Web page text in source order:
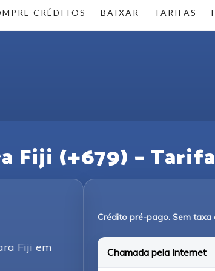
CRÉDITOS BAIXAR TARIFAS
Fiji (+679) –
Fiji em
Crédito pré-pago. Sem taxa
Chamada pela Internet